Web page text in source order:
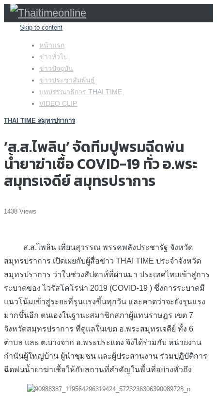
Skip to content
หน้าแรก
ข่าวทั่วไป
ข่าวปัจจุบัน
ข่าวประชาสัมพันธ์
บทบรรณาธิการ THAI TIME
VIDEO CLIP
THAI TIME สมุทรปราการ
‘ส.ส.ไพลิน’ จัดทีมปูพรมฉีดพ่น
น้ำยาฆ่าเชื้อ COVID-19 ทั่ว อ.พระ
สมุทรเจดีย์ สมุทรปราการ
1438 Views
ส.ส.ไพลิน เทียนสุวรรณ พรรคพลังประชารัฐ จังหวัด
สมุทรปราการ เปิดเผยกับผู้สื่อข่าว THAI TIME ประจำจังหวัด
สมุทรปราการ ว่าในช่วงสัปดาห์ที่ผ่านมา ประเทศไทยเข้าสู่การ
ระบาดของ ไวรัสโคโรน่า 2019 (COVID-19 ) ซึ่งการระบาดมี
แนวโน้มเข้าสู่ระยะที่รุนแรงขึ้นทุกวัน และคาดว่าจะยังรุนแรง
มากขึ้นอีก ตนเองในฐานะสมาชิกสภาผู้แทนราษฎร เขต 7
จังหวัดสมุทรปราการ ที่ดูแลในเขต อ.พระสมุทรเจดีย์ ทั้ง 6
ตำบล และ ต.บางจาก อ.พระประแดง จึงได้ร่วมกับ หน่วยงาน
กำนันผู้ใหญ่บ้าน ผู้นำชุมชน และผู้ประสานงาน ร่วมปฏิบัติการ
ฉีดพ่นน้ำยาฆ่าเชื้อให้กับสถานที่สำคัญในพื้นที่อย่างทั่วถึง